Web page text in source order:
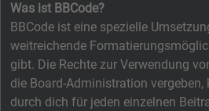
Was ist BBCode?
BBCode ist eine spezielle
weitreichende
gibt. Die Rechte zur Verwendung
die Board-Administration vergeben,
durch dich für jeden einzelnen